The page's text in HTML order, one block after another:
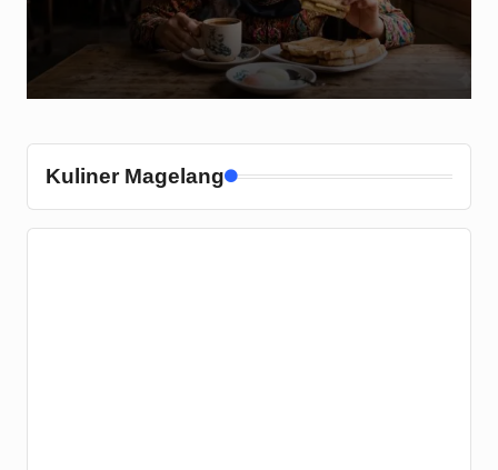
Kuliner Magelang